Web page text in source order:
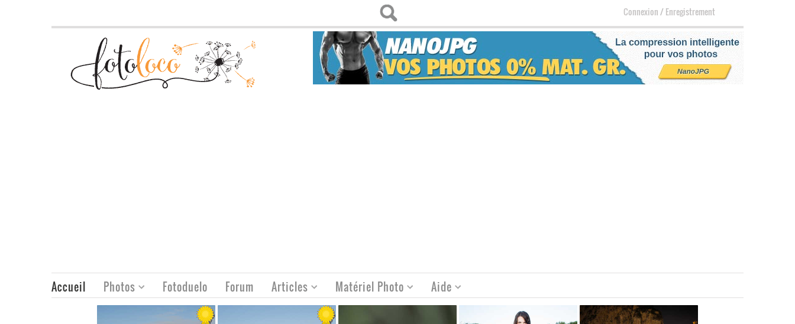
Connexion/Enregistrement
Accueil Photos Fotoduelo Forum Articles Matériel Photo Aide